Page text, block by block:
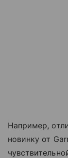
Например,
новинку от